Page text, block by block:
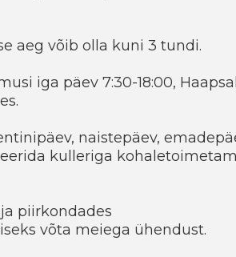
aeg võib olla kuni 3 tundi.
iga päev 7:30-18:00,
naistepäev,
kulleriga
piirkondades
võta meiega ühendust.